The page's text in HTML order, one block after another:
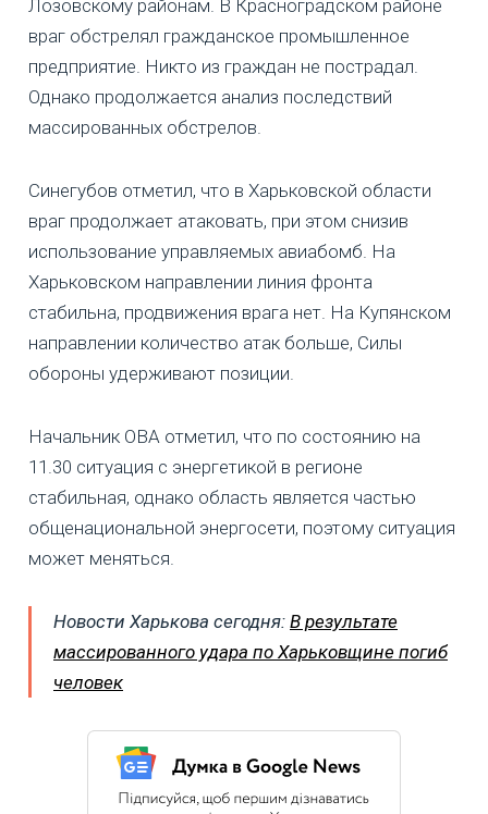
Лозовскому районам. В Красноградском районе
враг обстрелял гражданское промышленное
предприятие. Никто из граждан не пострадал.
Однако продолжается анализ последствий
массированных обстрелов.
Синегубов отметил, что в Харьковской области
враг продолжает атаковать, при этом снизив
использование управляемых авиабомб. На
Харьковском направлении линия фронта
стабильна, продвижения врага нет. На Купянском
направлении количество атак больше, Силы
обороны удерживают позиции.
Начальник ОВА отметил, что по состоянию на
11.30 ситуация с энергетикой в регионе
стабильная, однако область является частью
общенациональной энергосети, поэтому ситуация
может меняться.
Новости Харькова сегодня: В результате
массированного удара по Харьковщине погиб
человек